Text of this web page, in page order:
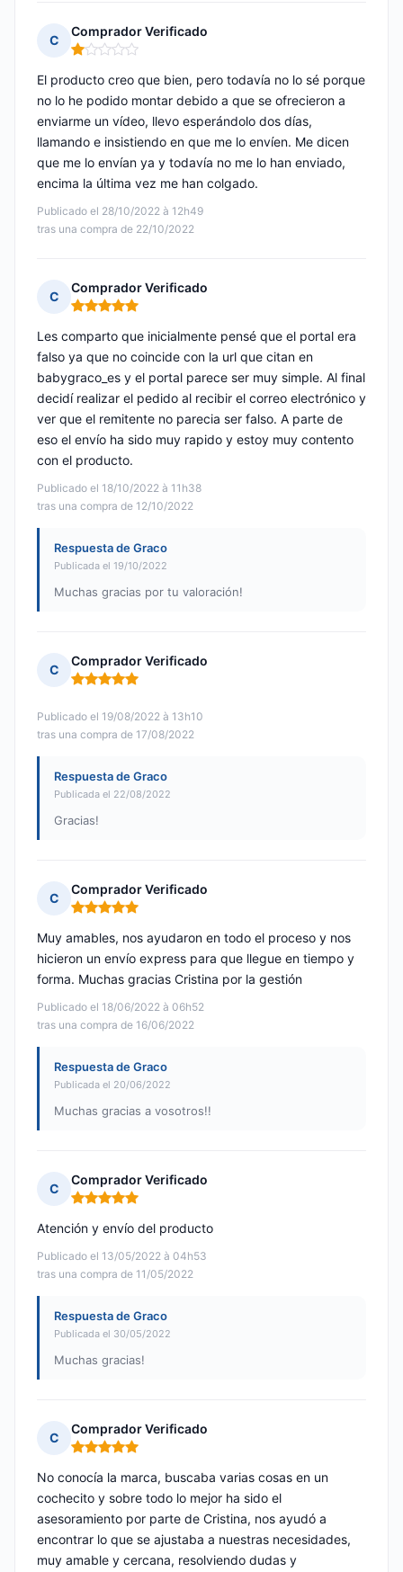
C
Comprador Verificado
Nota: 1 de 5
Publicado el 28/10/2022 à 12h49
tras una compra de 22/10/2022
El producto creo que bien, pero todavía no lo sé porque
no lo he podido montar debido a que se ofrecieron a
enviarme un vídeo, llevo esperándolo dos días,
llamando e insistiendo en que me lo envíen. Me dicen
que me lo envían ya y todavía no me lo han enviado,
encima la última vez me han colgado.
C
Comprador Verificado
Nota: 5 de 5
Publicado el 18/10/2022 à 11h38
tras una compra de 12/10/2022
Les comparto que inicialmente pensé que el portal era
falso ya que no coincide con la url que citan en
babygraco_es y el portal parece ser muy simple. Al final
decidí realizar el pedido al recibir el correo electrónico y
ver que el remitente no parecia ser falso. A parte de
eso el envío ha sido muy rapido y estoy muy contento
con el producto.
Respuesta de Graco
Publicada el 19/10/2022
Muchas gracias por tu valoración!
C
Comprador Verificado
Nota: 5 de 5
Publicado el 19/08/2022 à 13h10
tras una compra de 17/08/2022
Respuesta de Graco
Publicada el 22/08/2022
Gracias!
C
Comprador Verificado
Nota: 5 de 5
Publicado el 18/06/2022 à 06h52
tras una compra de 16/06/2022
Muy amables, nos ayudaron en todo el proceso y nos
hicieron un envío express para que llegue en tiempo y
forma. Muchas gracias Cristina por la gestión
Respuesta de Graco
Publicada el 20/06/2022
Muchas gracias a vosotros!!
C
Comprador Verificado
Nota: 5 de 5
Publicado el 13/05/2022 à 04h53
tras una compra de 11/05/2022
Atención y envío del producto
Respuesta de Graco
Publicada el 30/05/2022
Muchas gracias!
C
Comprador Verificado
Nota: 5 de 5
No conocía la marca, buscaba varias cosas en un
cochecito y sobre todo lo mejor ha sido el
asesoramiento por parte de Cristina, nos ayudó a
encontrar lo que se ajustaba a nuestras necesidades,
muy amable y cercana, resolviendo dudas y